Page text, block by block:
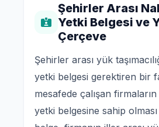
Şehirler Arası
Yetki Belgesi ve
Çerçeve
Şehirler arası yük
yetki belgesi gerektiren bir
mesafede çalışan
yetki belgesine sahip